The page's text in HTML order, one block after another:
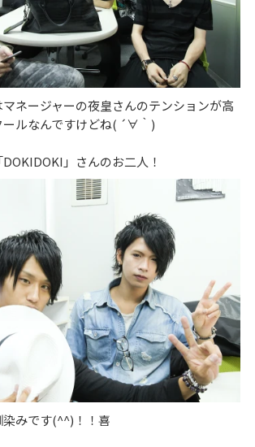
ネージャーの夜皇さんのテンションが高
ールなんですけどね( ´∀｀)
」さんのお二人！
みです(^^)！！喜